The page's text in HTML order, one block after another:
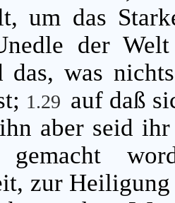
um das
der
das, was
1.29 auf daß
aber seid
zur